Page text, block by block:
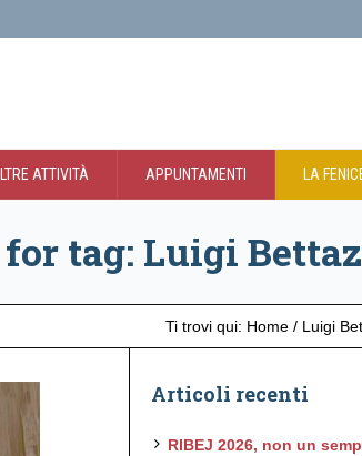
ATTIVITÀ APPUNTAMENTI LA
tag: Luigi
Ti trovi qui: Home / Luigi
Articoli recenti
RIBEJ 2026, non un